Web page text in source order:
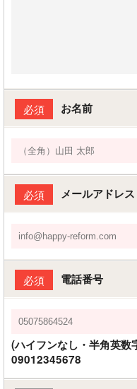
必須 お名前
必須 メールアドレス
必須 電話番号
(ハイフンなし・半角英
09012345678